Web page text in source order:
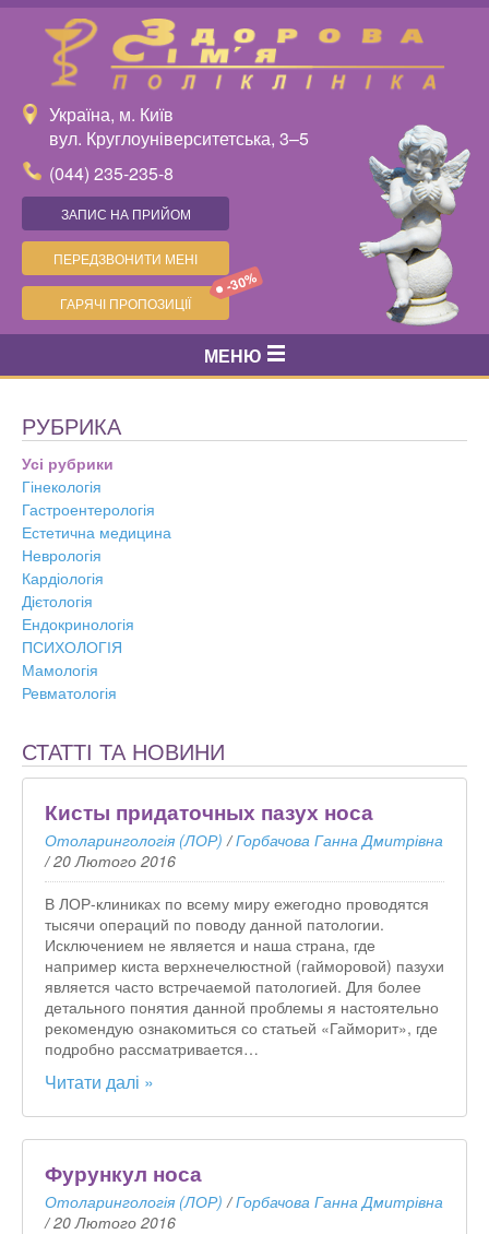
Україна, м. Київ
вул. Круглоуніверситетська, 3–5
(044) 235-235-8
ЗАПИС НА ПРИЙОМ
ПЕРЕДЗВОНИТИ МЕНІ
ГАРЯЧІ ПРОПОЗИЦІЇ
-30%
МЕНЮ
РУБРИКА
Усі рубрики
Гінекологія
Гастроентерологія
Естетична медицина
Неврологія
Кардіологія
Дієтологія
Ендокринологія
ПСИХОЛОГІЯ
Мамологія
Ревматологія
СТАТТІ ТА НОВИНИ
Кисты придаточных пазух носа
Отоларингологія (ЛОР) /Горбачова Ганна Дмитрівна
/20 Лютого 2016
В ЛОР-клиниках по всему миру ежегодно проводятся
тысячи операций по поводу данной патологии.
Исключением не является и наша страна, где
например киста верхнечелюстной (гайморовой) пазухи
является часто встречаемой патологией. Для более
детального понятия данной проблемы я настоятельно
рекомендую ознакомиться со статьей «Гайморит», где
подробно рассматривается…
Читати далі »
Фурункул носа
Отоларингологія (ЛОР) /Горбачова Ганна Дмитрівна
/20 Лютого 2016